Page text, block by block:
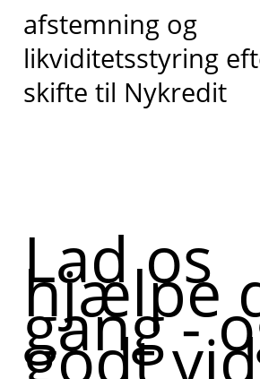
afstemning og
likviditetsstyring
skifte til Nykredit
Lad os
hjælpe
gang -
godt